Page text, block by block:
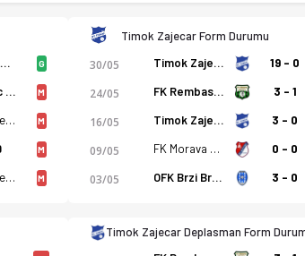
Gol anları, kadro, istatistikler, puan
FK Sloga Leskovac G
FK Sindelic Nis M
FK Sloga Leskovac M
M
FK Sloga Leskovac M
Timok Zajecar Form Durumu
30/05 Timok Zajecar 19 - 0
24/05 FK Rembas Resavica 3 - 1
16/05 Timok Zajecar 3 - 0
09/05 FK Morava Cuprija 0 - 0
03/05 OFK Brzi Brod 3 - 0
Timok Zajecar Deplasman Form